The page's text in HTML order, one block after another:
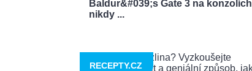
Baldur&#039;s Gate 3 na konzolích
nikdy ...
RECEPTY.CZ